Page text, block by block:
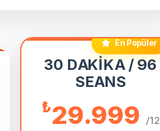
En Popüler
30 DAKİKA / 96
SEANS
₺29.999 /12